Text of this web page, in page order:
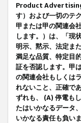
Product Advertising
す）および一切のテ
甲または甲の関連会
します。）は、「現
明示、黙示、法定ま
満足な品質、特定目
証を否認します。甲
の関連会社もしくは
れないこと、正確で
ずれも、 (A) 停電も
たはいかなるデータ
いかなる責任も負い